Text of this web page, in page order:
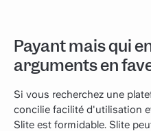
Payant mais qui
arguments en
Si vous recherchez une
concilie facilité d'utilisation
Slite est formidable. Slite